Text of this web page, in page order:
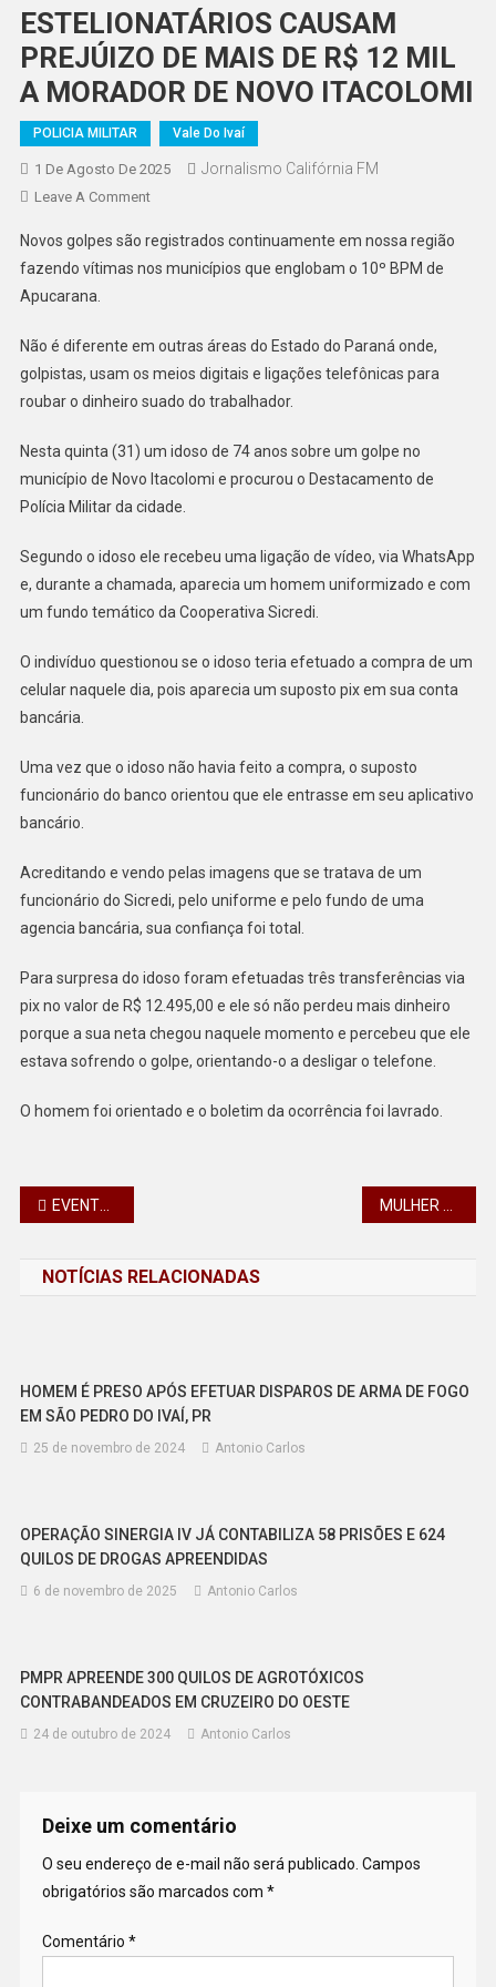
ESTELIONATÁRIOS CAUSAM
PREJÚIZO DE MAIS DE R$ 12 MIL
A MORADOR DE NOVO ITACOLOMI
POLICIA MILITAR Vale Do Ivaí
1 De Agosto De 2025 Jornalismo Califórnia FM
Leave A CommentOn
CAUSAM
PREJÚIZO
DE
R$
12
A
MORADOR
DE
ITACOLOMI
Novos golpes são registrados continuamente em nossa região
fazendo vítimas nos municípios que englobam o 10º BPM de
Apucarana.
Não é diferente em outras áreas do Estado do Paraná onde,
golpistas, usam os meios digitais e ligações telefônicas para
roubar o dinheiro suado do trabalhador.
Nesta quinta (31) um idoso de 74 anos sobre um golpe no
município de Novo Itacolomi e procurou o Destacamento de
Polícia Militar da cidade.
Segundo o idoso ele recebeu uma ligação de vídeo, via WhatsApp
e, durante a chamada, aparecia um homem uniformizado e com
um fundo temático da Cooperativa Sicredi.
O indivíduo questionou se o idoso teria efetuado a compra de um
celular naquele dia, pois aparecia um suposto pix em sua conta
bancária.
Uma vez que o idoso não havia feito a compra, o suposto
funcionário do banco orientou que ele entrasse em seu aplicativo
bancário.
Acreditando e vendo pelas imagens que se tratava de um
funcionário do Sicredi, pelo uniforme e pelo fundo de uma
agencia bancária, sua confiança foi total.
Para surpresa do idoso foram efetuadas três transferências via
pix no valor de R$ 12.495,00 e ele só não perdeu mais dinheiro
porque a sua neta chegou naquele momento e percebeu que ele
estava sofrendo o golpe, orientando-o a desligar o telefone.
O homem foi orientado e o boletim da ocorrência foi lavrado.
Navegação
Post
EVENTO REALIZADO PELO CONSEG APUCARANA NA FACNOPAR DESTACA A SEGURANÇA PÚBLICA
NOTÍCIAS RELACIONADAS
HOMEM É PRESO APÓS EFETUAR DISPAROS DE ARMA DE FOGO
EM SÃO PEDRO DO IVAÍ, PR
25 de novembro de 2024 Antonio Carlos
OPERAÇÃO SINERGIA IV JÁ CONTABILIZA 58 PRISÕES E 624
QUILOS DE DROGAS APREENDIDAS
6 de novembro de 2025 Antonio Carlos
PMPR APREENDE 300 QUILOS DE AGROTÓXICOS
CONTRABANDEADOS EM CRUZEIRO DO OESTE
24 de outubro de 2024 Antonio Carlos
Deixe um comentário
O seu endereço de e-mail não será publicado. Campos
obrigatórios são marcados com *
Comentário *